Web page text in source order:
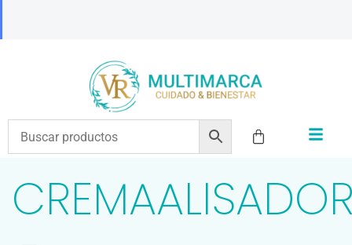
ENVÍOS A TODO EL PAÍS | RECIBIMOS TODOS LOS MEDIOS DE PAGO